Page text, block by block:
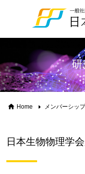
研
Home メンバーシップ
日本生物物理学